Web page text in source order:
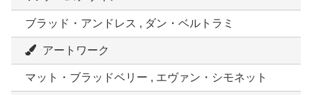
ブラッド・アンドレス , ダン・ベルトラミ
アートワーク
マット・ブラッドベリー , エヴァン・シモネット